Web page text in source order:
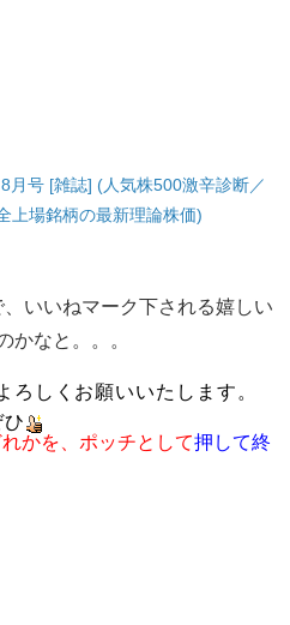
月号 [雑誌] (人気株500激辛診断／
上場銘柄の最新理論株価)
いいねマーク下される嬉しい
かなと。。。​
ろしくお願いいたします。
ひ
れかを、ポッチとして押して終